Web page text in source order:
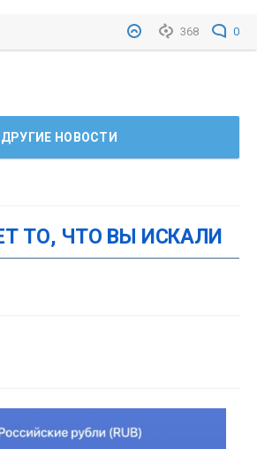
368 0
ДРУГИЕ НОВОСТИ
ТО, ЧТО ВЫ ИСКАЛИ